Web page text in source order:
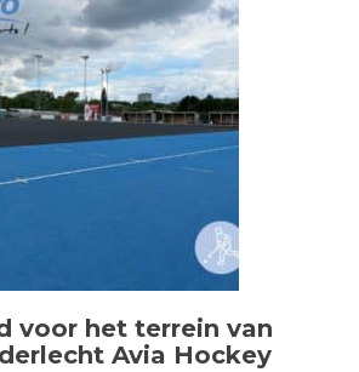
voor het terrein van
Avia Hockey